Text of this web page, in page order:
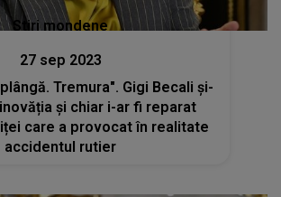
Stiri mondene
27 sep 2023
Tremura". Gigi Becali și-
și chiar i-ar fi reparat
care a provocat în realitate
accidentul rutier